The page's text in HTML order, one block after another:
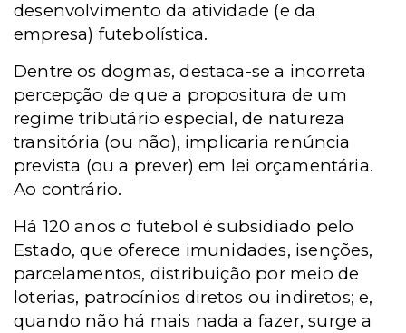
desenvolvimento da atividade (e da
empresa) futebolística.
Dentre os dogmas, destaca-se a incorreta
percepção de que a propositura de um
regime tributário especial, de natureza
transitória (ou não), implicaria renúncia
prevista (ou a prever) em lei orçamentária.
Ao contrário.
Há 120 anos o futebol é subsidiado pelo
Estado, que oferece imunidades, isenções,
parcelamentos, distribuição por meio de
loterias, patrocínios diretos ou indiretos; e,
quando não há mais nada a fazer, surge a